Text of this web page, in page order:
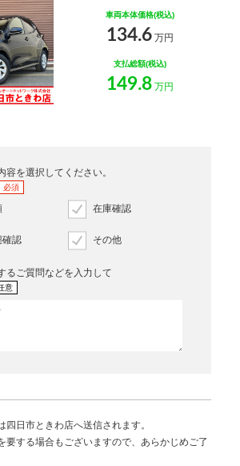
車両本体価格(税込)
134.6万円
支払総額(税込)
149.8万円
容を選択してください。
必須
在庫確認
確認 その他
るご質問などを入力して
意
四日市ときわ店へ送信されます。
要する場合もございますので、あらかじめご了